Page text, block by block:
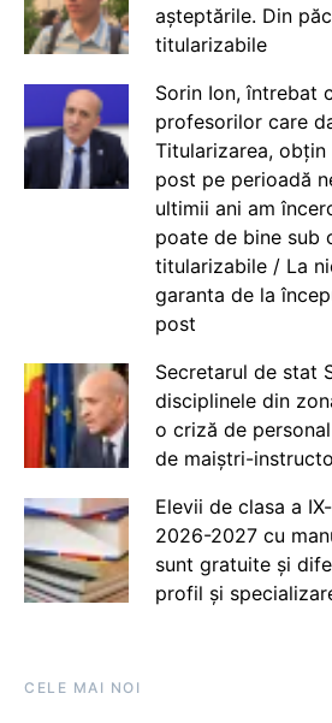
așteptările. Din
titularizabile
Sorin Ion, întrebat
profesorilor care
Titularizarea, obțin
post pe perioadă
ultimii ani am
poate de bine sub
titularizabile / La
garanta de la
post
Secretarul de stat
disciplinele din
o criză de
de maiștri-
Elevii de clasa a
2026-2027 cu
sunt gratuite și
profil și
CELE MAI NOI